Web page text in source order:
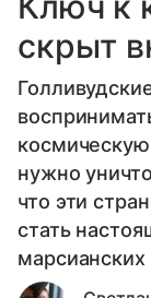
скрыт
нужно
что эти
стать